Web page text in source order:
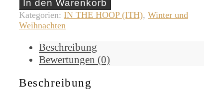
In den Warenkorb
Kategorien: IN THE HOOP (ITH), Winter und
Weihnachten
Beschreibung
Bewertungen (0)
Beschreibung